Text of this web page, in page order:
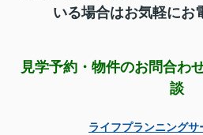
いる場合はお気軽に
見学予約・物件のお問合わ
談
ライフプランニングサ